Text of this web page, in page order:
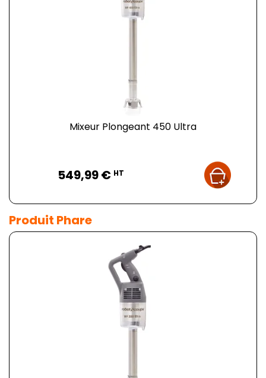
Mixeur Plongeant 450 Ultra
549,99 € HT
Produit Phare